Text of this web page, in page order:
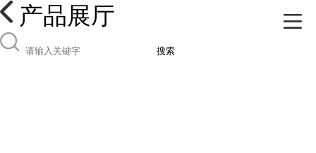
产品展厅
搜索